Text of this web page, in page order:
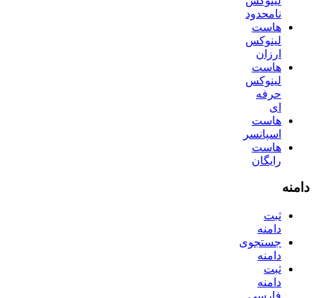
نامحدود
هاست
لینوکس
ارزان
هاست
لینوکس
حرفه
ای
هاست
اسپانسر
هاست
رایگان
دامنه
ثبت
دامنه
جستجوی
دامنه
ثبت
دامنه